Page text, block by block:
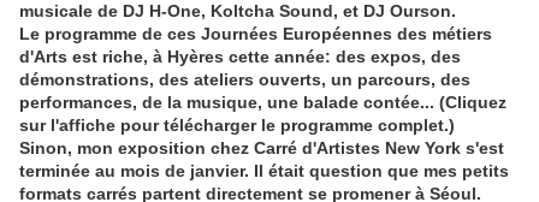
musicale de DJ H-One, Koltcha Sound, et DJ Ourson.
Le programme de ces Journées Européennes des métiers
d'Arts est riche, à Hyères cette année: des expos, des
démonstrations, des ateliers ouverts, un parcours, des
performances, de la musique, une balade contée... (Cliquez
sur l'affiche pour télécharger le programme complet.)
Sinon, mon exposition chez Carré d'Artistes New York s'est
terminée au mois de janvier. Il était question que mes petits
formats carrés partent directement se promener à Séoul.